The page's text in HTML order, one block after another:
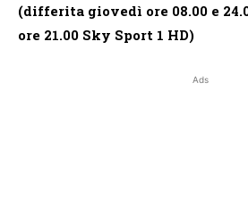
(differita giovedì ore 08.00 e
ore 21.00 Sky Sport 1 HD)
Ads